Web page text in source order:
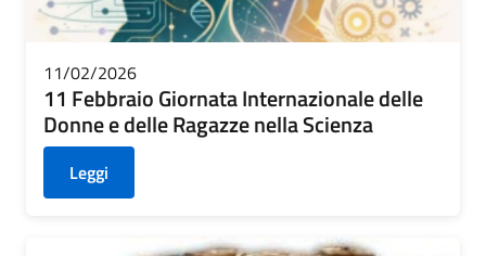
11/02/2026
11 Febbraio Giornata Internazionale delle
Donne e delle Ragazze nella Scienza
Leggi